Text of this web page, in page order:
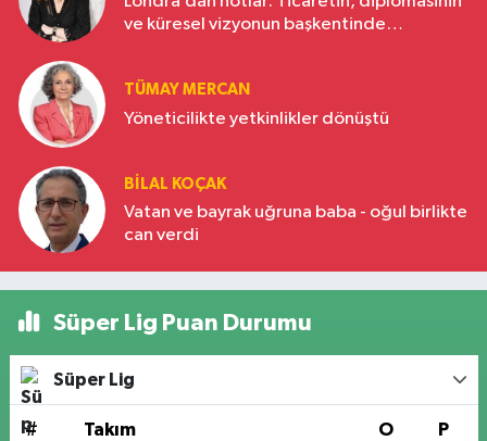
ve küresel vizyonun başkentinde
TÜMAY MERCAN
Yöneticilikte yetkinlikler dönüştü
BILAL KOÇAK
Vatan ve bayrak uğruna baba - oğul birlikte
can verdi
Süper Lig Puan Durumu
Süper Lig
# Takım O P